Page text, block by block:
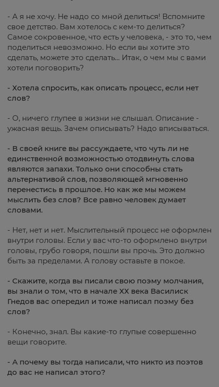
- А я не хочу. Не надо со мной делиться! Вспомните
свое детство. Вам хотелось с кем-то делиться?
Самое сокровенное, что есть у человека, - это то, чем
поделиться невозможно. Но если вы хотите это
сделать, можете это сделать… Итак, о чем мы с вами
хотели поговорить?
- Хотела спросить, как описать процесс, если нет
слов?
- О, ничего глупее в жизни не слышал. Описание -
ужасная вещь. Зачем описывать? Надо вписываться.
- В своей книге вы рассуждаете, что чуть ли не
единственной возможностью отодвинуть слова
являются запахи. Только они способны стать
альтернативой слов, позволяющей мгновенно
перенестись в прошлое. Но как же мы можем
мыслить без слов? Все равно человек думает
словами.
- Нет, нет и нет. Мыслительный процесс не оформлен
внутри головы. Если у вас что-то оформлено внутри
головы, грубо говоря, пошли вы прочь. Это должно
быть за пределами. А голову оставьте в покое.
- Скажите, когда вы писали свою поэму молчания,
вы знали о том, что в начале ХХ века Василиск
Гнедов вас опередил и тоже написал поэму без
слов?
- Конечно, знал. Вы какие-то глупые совершенно
вещи говорите.
- А почему вы тогда написали, что никто из поэтов
до вас не написал этого?